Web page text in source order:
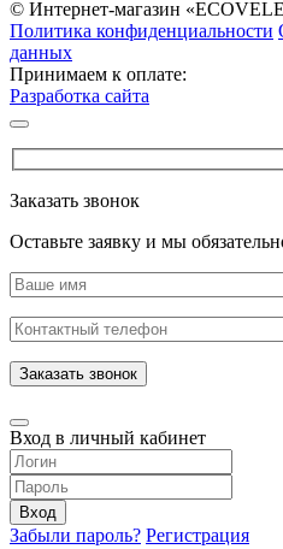
© Интернет-магазин
Политика конфиденциальности
данных
Принимаем к оплате:
Разработка сайта
Заказать звонок
Оставьте заявку и мы
Заказать звонок
Вход в личный кабинет
Вход
Забыли пароль? Регистрация